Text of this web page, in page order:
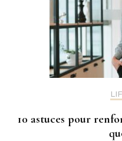
10 astuces pour